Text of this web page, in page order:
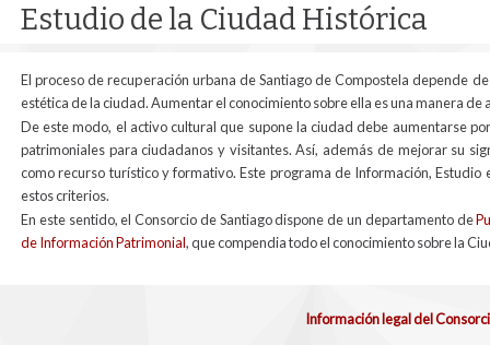
Estudio de la Ciudad Histórica
El proceso de recuperación urbana de Santiago de Compostela depende
estética de la ciudad. Aumentar el conocimiento sobre ella es una manera
De este modo, el activo cultural que supone la ciudad debe aumentarse
patrimoniales para ciudadanos y visitantes. Así, además de mejorar su
como recurso turístico y formativo. Este programa de Información,
estos criterios.
En este sentido, el Consorcio de Santiago dispone de un departamento de
de Información Patrimonial, que compendia todo el conocimiento sobre la
Información legal del